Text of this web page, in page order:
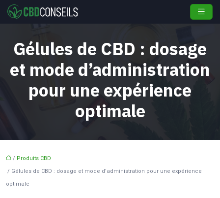
Gélules de CBD : dosage
et mode d’administration
pour une expérience
optimale
/ Produits CBD
/ Gélules de CBD : dosage et mode d’administration pour une expérience
optimale